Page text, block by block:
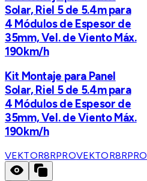
Solar, Riel 5 de 5.4m para
4 Módulos de Espesor de
35mm, Vel. de Viento Máx.
190km/h
Kit Montaje para Panel
Solar, Riel 5 de 5.4m para
4 Módulos de Espesor de
35mm, Vel. de Viento Máx.
190km/h
VEKTOR8RPROVEKTOR8RPRO